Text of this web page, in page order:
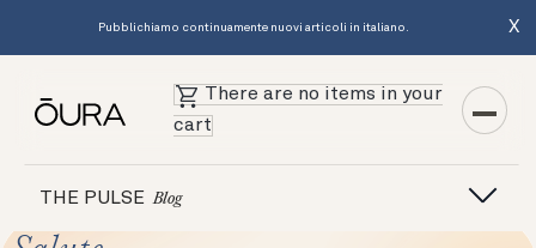
Pubblichiamo continuamente nuovi articoli in italiano. X
There are no items in your
cart
THE PULSE Blog